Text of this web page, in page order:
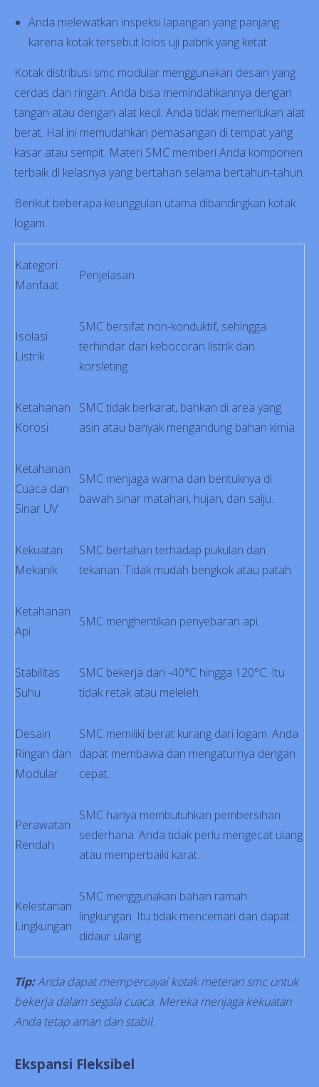
Anda melewatkan inspeksi lapangan yang panjang
karena kotak tersebut lolos uji pabrik yang ketat.
Kotak distribusi smc modular menggunakan desain yang
cerdas dan ringan. Anda bisa memindahkannya dengan
tangan atau dengan alat kecil. Anda tidak memerlukan alat
berat. Hal ini memudahkan pemasangan di tempat yang
kasar atau sempit. Materi SMC memberi Anda komponen
terbaik di kelasnya yang bertahan selama bertahun-tahun.
Berikut beberapa keunggulan utama dibandingkan kotak
logam:
Kategori
Manfaat
Penjelasan
Isolasi
Listrik
SMC bersifat non-konduktif, sehingga
terhindar dari kebocoran listrik dan
korsleting.
Ketahanan
Korosi
SMC tidak berkarat, bahkan di area yang
asin atau banyak mengandung bahan kimia.
Ketahanan
Cuaca dan
Sinar UV
SMC menjaga warna dan bentuknya di
bawah sinar matahari, hujan, dan salju.
Kekuatan
Mekanik
SMC bertahan terhadap pukulan dan
tekanan. Tidak mudah bengkok atau patah.
Ketahanan
Api
SMC menghentikan penyebaran api.
Stabilitas
Suhu
SMC bekerja dari -40°C hingga 120°C. Itu
tidak retak atau meleleh.
Desain
Ringan dan
Modular
SMC memiliki berat kurang dari logam. Anda
dapat membawa dan mengaturnya dengan
cepat.
Perawatan
Rendah
SMC hanya membutuhkan pembersihan
sederhana. Anda tidak perlu mengecat ulang
atau memperbaiki karat.
Kelestarian
Lingkungan
SMC menggunakan bahan ramah
lingkungan. Itu tidak mencemari dan dapat
didaur ulang.
Tip:Anda dapat mempercayai kotak meteran smc untuk
bekerja dalam segala cuaca. Mereka menjaga kekuatan
Anda tetap aman dan stabil.
Ekspansi Fleksibel